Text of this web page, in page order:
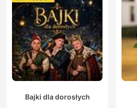
Bajki dla dorosłych